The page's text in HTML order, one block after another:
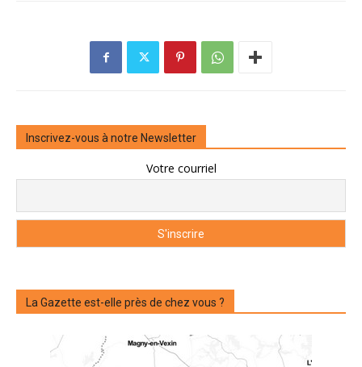
Inscrivez-vous à notre Newsletter
Votre courriel
La Gazette est-elle près de chez vous ?